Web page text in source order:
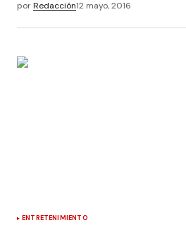
porRedacción12 mayo, 2016
ENTRETENIMIENTO